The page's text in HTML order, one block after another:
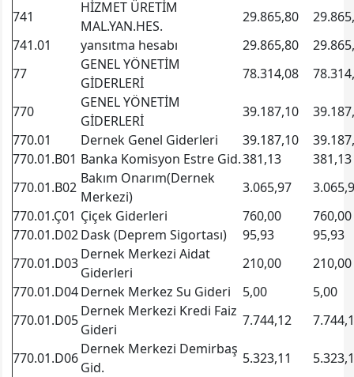
741
HİZMET ÜRETİM
MAL.YAN.HES.
29.865,80
741.01
yansıtma hesabı 29.865,80
77
GENEL YÖNETİM
GİDERLERİ
78.314,08
770
GENEL YÖNETİM
GİDERLERİ
39.187,10
770.01
Dernek Genel Giderleri 39.187,10
770.01.B01 Banka Komisyon Estre Gid.381,13
381,13
770.01.B02
Bakım Onarım(Dernek
Merkezi)
3.065,97
770.01.Ç01 Çiçek Giderleri 760,00
760,00
770.01.D02Dask (Deprem Sigortası) 95,93
95,93
770.01.D03
Dernek Merkezi Aidat
Giderleri
210,00
210,00
770.01.D04Dernek Merkez Su Gideri 5,00
5,00
770.01.D05
Dernek Merkezi Kredi Faiz
Gideri
7.744,12
770.01.D06
Dernek Merkezi Demirbaş
Gid.
5.323,11